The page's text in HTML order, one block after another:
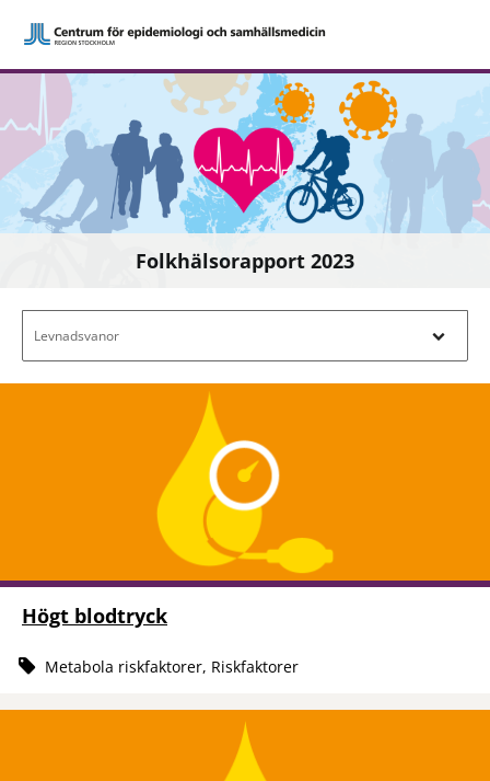
Folkhälsorapport 2023
Levnadsvanor
Högt blodtryck
Metabola riskfaktorer, Riskfaktorer